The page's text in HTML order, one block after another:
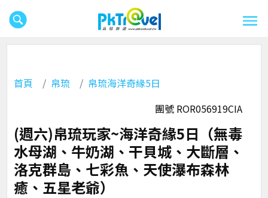
首頁 帛琉
帛琉海洋奇緣5日
團號 ROR056919CIA
(週六)帛琉玩家~海洋奇緣5日（無毒
水母湖、牛奶湖、干貝城、大斷層、
洛克群島、七彩魚、天使瀑布森林
癒、五星老爺）